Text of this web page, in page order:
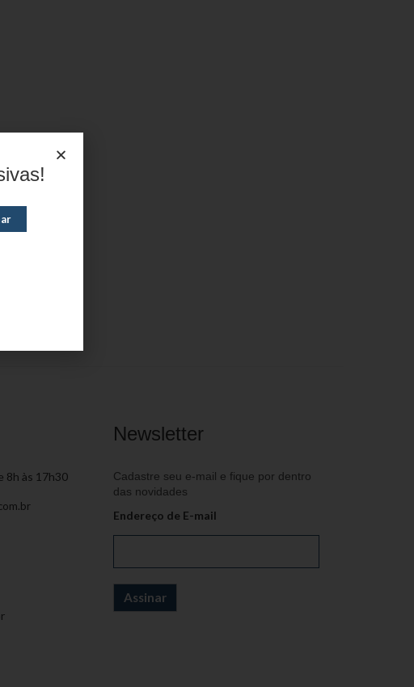
8h às 17h30
Newsletter
Cadastre seu e-mail e fique por dentro
das novidades
Endereço de E-mail